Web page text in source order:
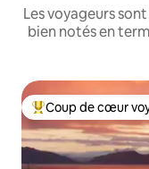
Les voyageurs
bien notés en
Coups de cœur
Coup de cœur